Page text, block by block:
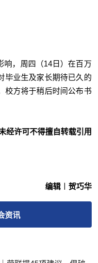
响，周四（14日）在百万
毕业生及家长期待已久的
校方将于稍后时间公布书
经许可不得擅自转载引用
编辑︱贺巧华
资讯